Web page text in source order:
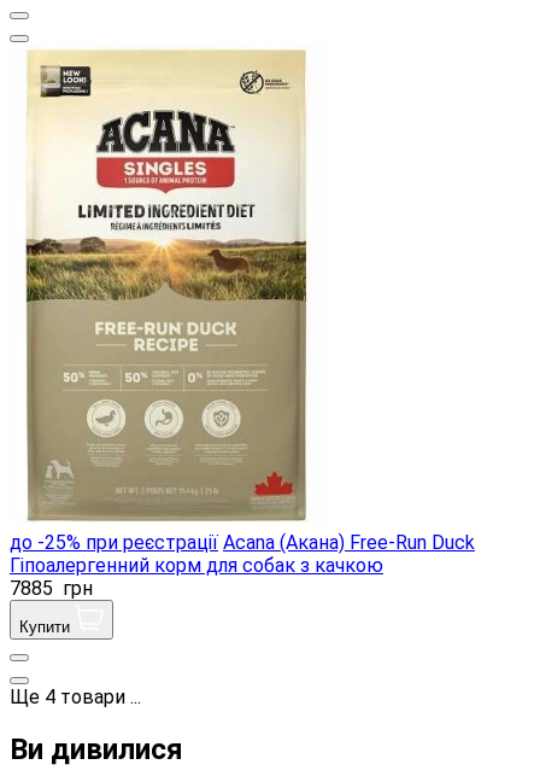
до -25% при реєстрації Acana (Акана) Free-Run Duck
Гіпоалергенний корм для собак з качкою
7885 грн
Купити
Ще 4 товари ...
Ви дивилися